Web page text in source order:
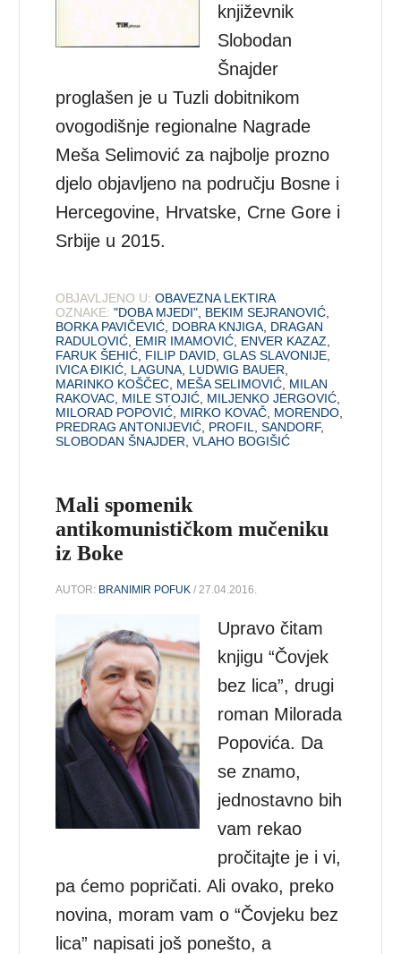
književnik
Slobodan
Šnajder
proglašen je u Tuzli dobitnikom
ovogodišnje regionalne Nagrade
Meša Selimović za najbolje prozno
djelo objavljeno na području Bosne i
Hercegovine, Hrvatske, Crne Gore i
Srbije u 2015.
OBJAVLJENO U: OBAVEZNA LEKTIRA
OZNAKE: "DOBA MJEDI" BEKIM SEJRANOVIĆ
BORKA PAVIČEVIĆ DOBRA KNJIGA DRAGAN
RADULOVIĆ EMIR IMAMOVIĆ ENVER KAZAZ
FARUK ŠEHIĆ FILIP DAVID ,GLAS SLAVONIJE
IVICA ĐIKIĆ LAGUNA LUDWIG BAUER
MARINKO KOŠČEC MEŠA SELIMOVIĆ MILAN
RAKOVAC MILE STOJIĆ MILJENKO JERGOVIĆ
MILORAD POPOVIĆ MIRKO KOVAČ MORENDO
PREDRAG ANTONIJEVIĆ PROFIL ,SANDORF,
SLOBODAN ŠNAJDER ,VLAHO BOGIŠIĆ
Mali spomenik
antikomunističkom mučeniku
iz Boke
AUTOR: BRANIMIR POFUK / 27.04.2016.
Upravo čitam
knjigu “Čovjek
bez lica”, drugi
roman Milorada
Popovića. Da
se znamo,
jednostavno bih
vam rekao
pročitajte je i vi,
pa ćemo popričati. Ali ovako, preko
novina, moram vam o “Čovjeku bez
lica” napisati još ponešto, a